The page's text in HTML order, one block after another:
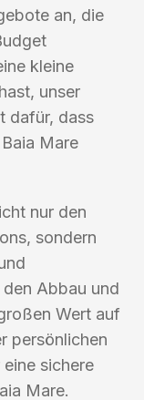
an, die
kleine
unser
dafür, dass
Mare
nur den
sondern
Abbau und
Wert auf
persönlichen
sichere
Mare.